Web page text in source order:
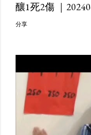
釀1死2傷 ｜
分享